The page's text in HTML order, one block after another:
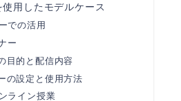
用したモデルケース
での活用
ー
目的と配信内容
の設定と使用方法
ライン授業